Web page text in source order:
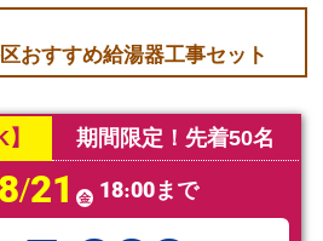
おすすめ給湯器工事セット
期間限定！先着50名
21 金 18:00まで